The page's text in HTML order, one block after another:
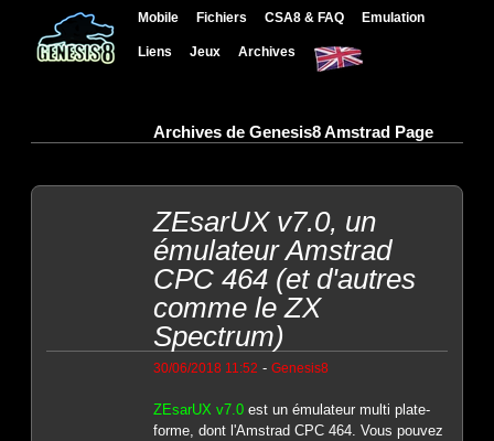
Mobile Fichiers CSA8 & FAQ Emulation
Liens Jeux Archives
Archives de Genesis8 Amstrad Page
ZEsarUX v7.0, un
émulateur Amstrad
CPC 464 (et d'autres
comme le ZX
Spectrum)
30/06/2018 11:52 - Genesis8
ZEsarUX v7.0est un émulateur multi plate-
forme, dont l'Amstrad CPC 464. Vous pouvez